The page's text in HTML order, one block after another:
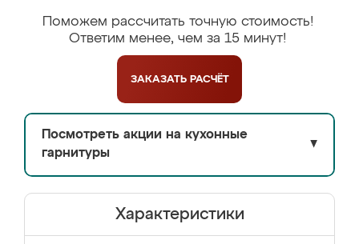
Поможем рассчитать точную стоимость!
Ответим менее, чем за 15 минут!
ЗАКАЗАТЬ РАСЧЁТ
Посмотреть акции на кухонные
гарнитуры
▼
Характеристики